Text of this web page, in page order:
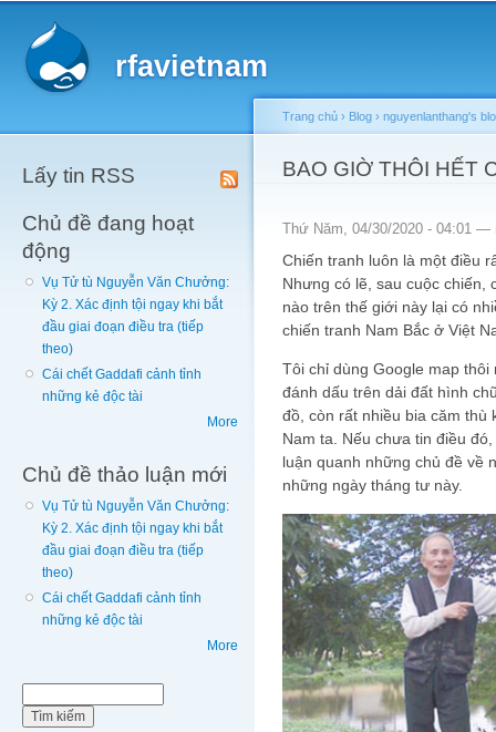
rfavietnam
Lấy tin RSS
Chủ đề đang hoạt
động
Vụ Tử tù Nguyễn Văn Chưởng:
Kỳ 2. Xác định tội ngay khi bắt
đầu giai đoạn điều tra (tiếp
theo)
Cái chết Gaddafi cảnh tỉnh
những kẻ độc tài
More
Chủ đề thảo luận mới
Vụ Tử tù Nguyễn Văn Chưởng:
Kỳ 2. Xác định tội ngay khi bắt
đầu giai đoạn điều tra (tiếp
theo)
Cái chết Gaddafi cảnh tỉnh
những kẻ độc tài
More
You are here
Trang chủ › Blog › nguyenlanthang's
BAO GIỜ THÔI HẾT
Thứ Năm, 04/30/2020 - 04:01 —
Chiến tranh luôn là một điều
Nhưng có lẽ, sau cuộc chiến,
nào trên thế giới này lại có
chiến tranh Nam Bắc ở Việt
Tôi chỉ dùng Google map
đánh dấu trên dải đất hình
đồ, còn rất nhiều bia căm
Nam ta. Nếu chưa tin điều
luận quanh những chủ đề về
những ngày tháng tư này.